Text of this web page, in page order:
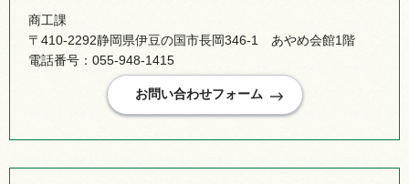
商工課
〒410-2292静岡県伊豆の国市長岡346-1 あやめ会館1階
電話番号：055-948-1415